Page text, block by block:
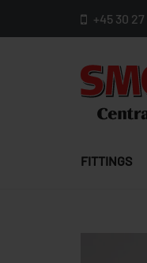
+45 30 27
FITTINGS